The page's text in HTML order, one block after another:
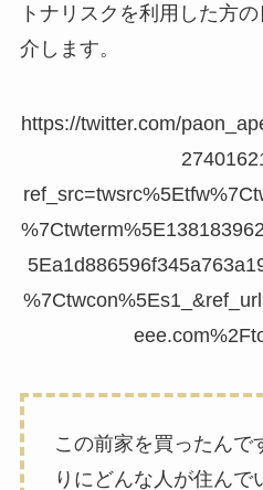
トナリスクを利用した方
介します。
https://twitter.com/
この前家を買ったんで
りにどんな人が住んで